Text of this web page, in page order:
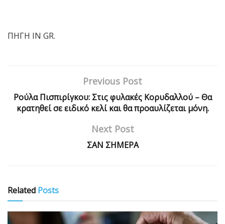
ΠΗΓΗ IN GR.
Previous Post
Ρούλα Πισπιρίγκου: Στις φυλακές Κορυδαλλού – Θα
κρατηθεί σε ειδικό κελί και θα προαυλίζεται μόνη.
Next Post
ΣΑΝ ΣΗΜΕΡΑ
Related Posts